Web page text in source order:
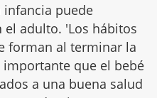
puede
adulto. 'Los hábitos
forman al terminar la
que el bebé
a una buena salud